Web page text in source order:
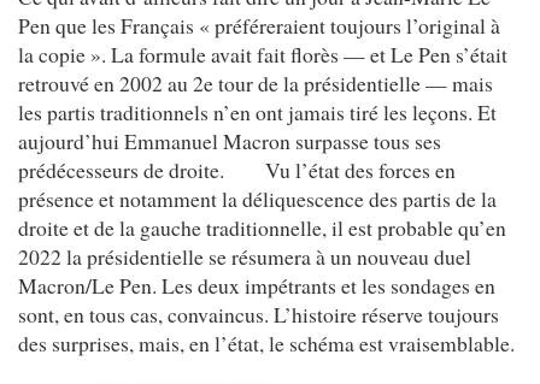
Pen que les Français « préféreraient toujours l’original à
la copie ». La formule avait fait florès — et Le Pen s’était
retrouvé en 2002 au 2e tour de la présidentielle — mais
les partis traditionnels n’en ont jamais tiré les leçons. Et
aujourd’hui Emmanuel Macron surpasse tous ses
prédécesseurs de droite. Vu l’état des forces en
présence et notamment la déliquescence des partis de la
droite et de la gauche traditionnelle, il est probable qu’en
2022 la présidentielle se résumera à un nouveau duel
Macron/Le Pen. Les deux impétrants et les sondages en
sont, en tous cas, convaincus. L’histoire réserve toujours
des surprises, mais, en l’état, le schéma est vraisemblable.